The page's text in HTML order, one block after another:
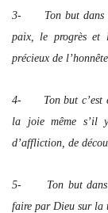
3- Ton but dans la
paix, le progrès et
précieux de
4- Ton but c’est
la joie même s’il
d’affliction, de
5- Ton but dans la
faire par Dieu sur la